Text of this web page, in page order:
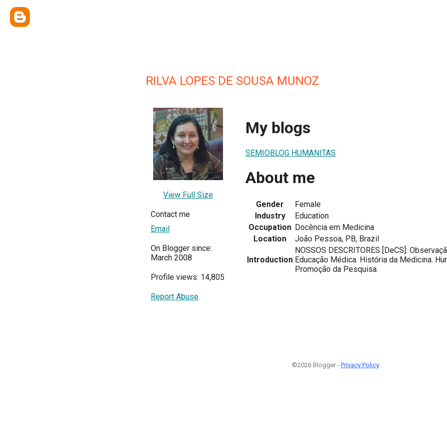
RILVA LOPES DE SOUSA MUNOZ
View Full Size
Contact me
Email
On Blogger since:
March 2008
Profile views: 14,805
Report Abuse
My blogs
SEMIOBLOG HUMANITAS
About me
Gender
Female
Industry
Education
Occupation Docência em Medicina
Location
João Pessoa, PB, Brazil
Introduction
NOSSOS DESCRITORES [DeCS]:
Educação Médica. História da Medicina.
Promoção da Pesquisa.
©2026 Blogger - Privacy Policy